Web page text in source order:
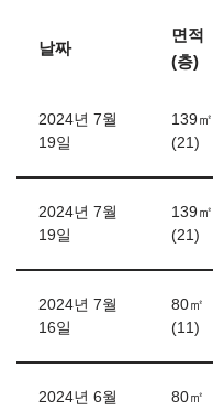
날짜
면적
(층)
2024년 7월
19일
139㎡
(21)
2024년 7월
19일
139㎡
(21)
2024년 7월
16일
80㎡
(11)
2024년 6월
80㎡